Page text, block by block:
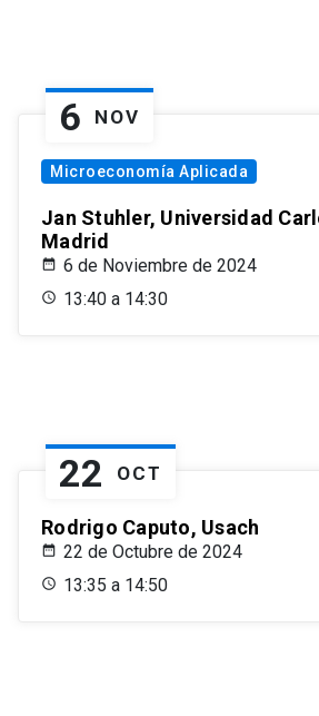
6 NOV
Microeconomía Aplicada
Jan Stuhler, Universidad
Madrid
6 de Noviembre de 2024
13:40 a 14:30
22 OCT
Rodrigo Caputo, Usach
22 de Octubre de 2024
13:35 a 14:50